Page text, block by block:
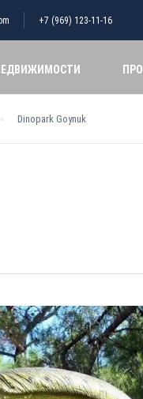
+7 (969) 123-11-16
Dinopark Goynuk